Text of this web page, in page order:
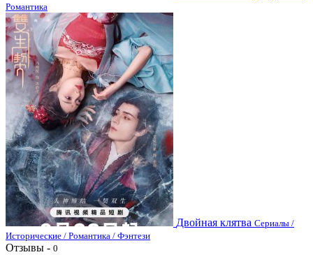
Романтика
Двойная клятва Сериалы /
Исторические / Романтика / Фэнтези
Отзывы - 0